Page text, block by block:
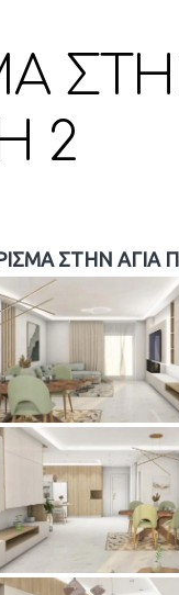
2
ΣΤΗΝ ΑΓΙΑ